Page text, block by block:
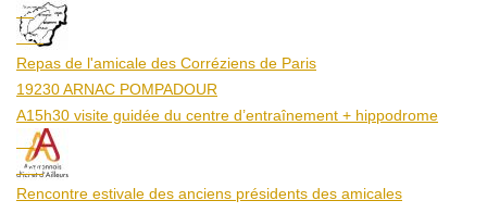
23
Aoû
Repas de l'amicale des Corréziens de Paris
19230 ARNAC POMPADOUR
A15h30 visite guidée du centre d’entraînement + hippodrome
25
Aoû
Rencontre estivale des anciens présidents des amicales